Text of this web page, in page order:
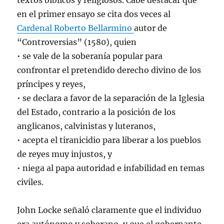
en el primer ensayo se cita dos veces al
Cardenal Roberto Bellarminoautor de
“Controversias” (1580), quien
• se vale de la soberanía popular para
confrontar el pretendido derecho divino de los
príncipes y reyes,
• se declara a favor de la separación de la Iglesia
del Estado, contrario a la posición de los
anglicanos, calvinistas y luteranos,
• acepta el tiranicidio para liberar a los pueblos
de reyes muy injustos, y
• niega al papa autoridad e infabilidad en temas
civiles.
John Locke señaló claramente que el individuo